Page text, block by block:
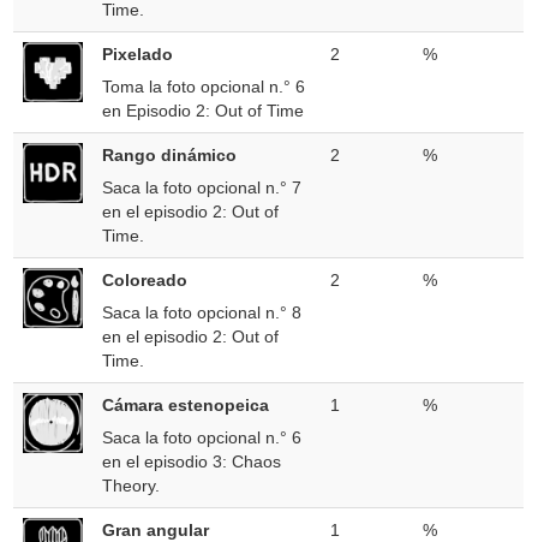
Time.
Pixelado
Toma la foto opcional n.° 6
en Episodio 2: Out of Time
2 %
Rango dinámico
Saca la foto opcional n.° 7
en el episodio 2: Out of
Time.
2 %
Coloreado
Saca la foto opcional n.° 8
en el episodio 2: Out of
Time.
2 %
Cámara estenopeica
Saca la foto opcional n.° 6
en el episodio 3: Chaos
Theory.
1 %
Gran angular
1 %